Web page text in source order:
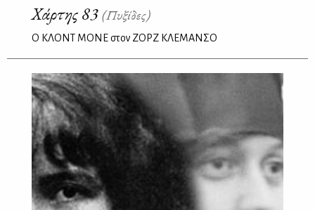
Χάρτης 83 (Πυξίδες)
Ο ΚΛΟΝΤ ΜΟΝΕ στον ΖΟΡΖ ΚΛΕΜΑΝΣΟ